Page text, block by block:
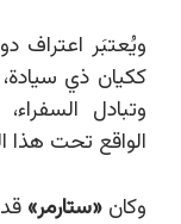
ويُعتبَر اعتراف
ككيان ذي سيادة،
وتبادل
الواقع تحت هذا
وكان«ستارمر»